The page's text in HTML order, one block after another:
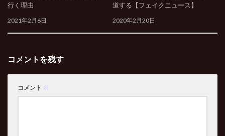
行く理由
2021年2月6日
道する【フェイクニュース】
2020年2月20日
コメントを残す
コメント ※